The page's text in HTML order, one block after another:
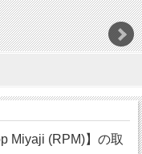
Miyaji (RPM)】の取